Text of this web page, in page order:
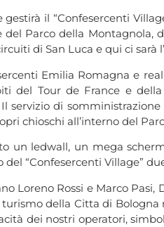
il “Confesercenti
Parco della
di San Luca e qui ci
Emilia Romagna e
del Tour de France e
servizio di
chioschi all’interno del
un ledwall, un mega
“Confesercenti Village”
Loreno Rossi e Marco
della Citta di
dei nostri operatori,